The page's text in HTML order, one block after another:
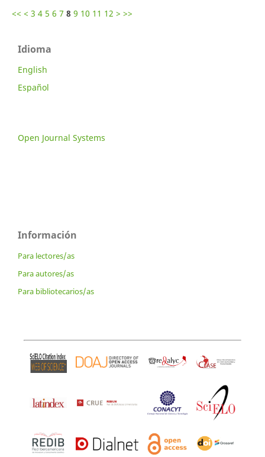
<< < 3 4 5 6 7 8 9 10 11 12 > >>
Idioma
English
Español
Open Journal Systems
Información
Para lectores/as
Para autores/as
Para bibliotecarios/as